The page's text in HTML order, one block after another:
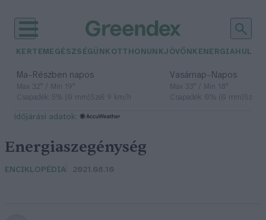
KERTEM EGÉSZSÉGÜNK OTTHONUNKJÖVŐNK ENERGIA
Ma– Részben napos
Max 32° / Min 19°
Csapadék: 5% (0 mm)Szél: 9 km/h
Vasárnap– Napos
Max 33° / Min 18°
Csapadék: 0% (0 mm)Szél:
időjárási adatok:
Energiaszegénység
ENCIKLOPÉDIA 2021.08.10